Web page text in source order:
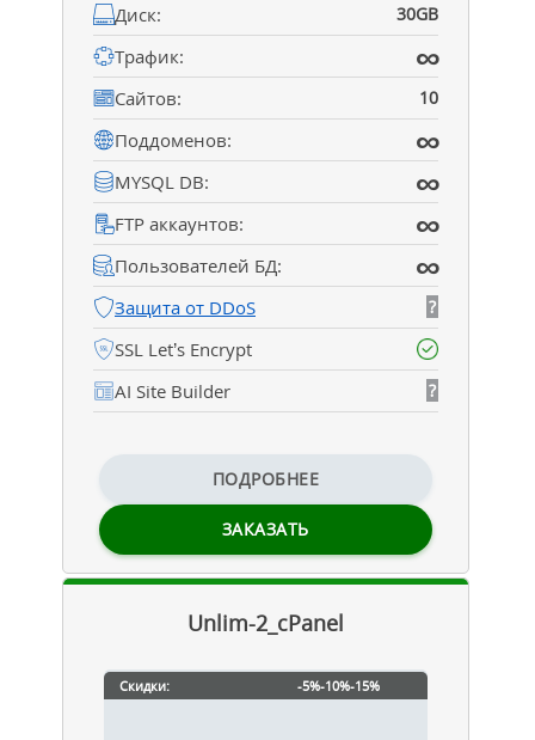
Диск: 30GB
Трафик: ∞
Сайтов: 10
Поддоменов: ∞
MYSQL DB: ∞
FTP аккаунтов: ∞
Пользователей БД: ∞
Защита от DDoS ?
SSL Let’s Encrypt
AI Site Builder
?
ПОДРОБНЕЕ
ЗАКАЗАТЬ
Unlim-2_cPanel
Скидки: -5%-10%-15%